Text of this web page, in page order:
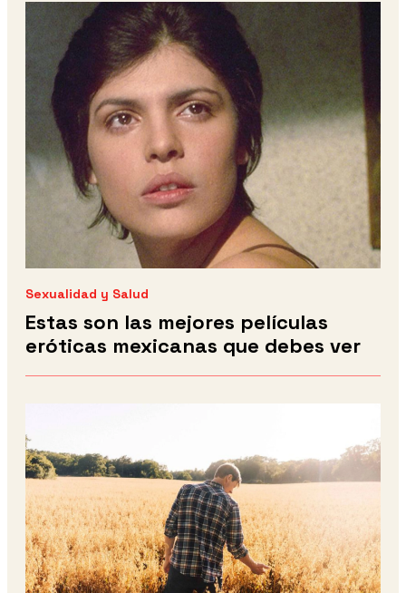
Sexualidad y Salud
Estas son las mejores películas
eróticas mexicanas que debes ver